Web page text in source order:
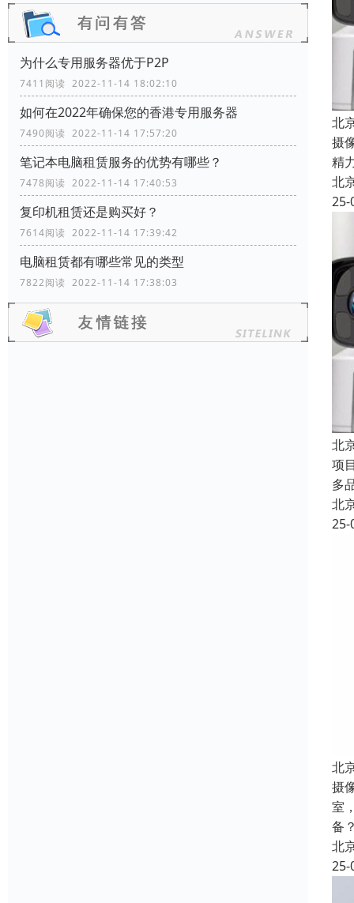
为什么专用服务器优于P2P
7411阅读 2022-11-14 18:02:10
如何在2022年确保您的香港专用服务器
7490阅读 2022-11-14 17:57:20
笔记本电脑租赁服务的优势有哪些？
7478阅读 2022-11-14 17:40:53
复印机租赁还是购买好？
7614阅读 2022-11-14 17:39:42
电脑租赁都有哪些常见的类型
7822阅读 2022-11-14 17:38:03
北
摄
精
北
25-
北
项
多
北
25-
北
摄
室
备
北
25-